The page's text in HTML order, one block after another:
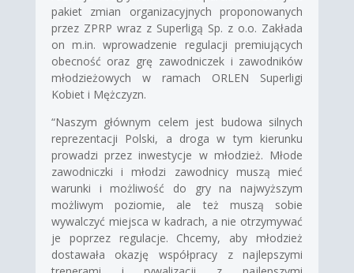
pakiet zmian organizacyjnych proponowanych
przez ZPRP wraz z Superligą Sp. z o.o. Zakłada
on m.in. wprowadzenie regulacji premiujących
obecność oraz grę zawodniczek i zawodników
młodzieżowych w ramach ORLEN Superligi
Kobiet i Mężczyzn.
“Naszym głównym celem jest budowa silnych
reprezentacji Polski, a droga w tym kierunku
prowadzi przez inwestycje w młodzież. Młode
zawodniczki i młodzi zawodnicy muszą mieć
warunki i możliwość do gry na najwyższym
możliwym poziomie, ale też muszą sobie
wywalczyć miejsca w kadrach, a nie otrzymywać
je poprzez regulacje. Chcemy, aby młodzież
dostawała okazję współpracy z najlepszymi